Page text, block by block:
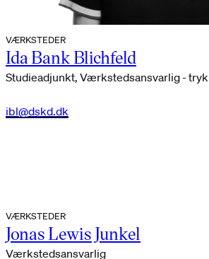
VÆRKSTEDER
Ida Bank Blichfeld
Studieadjunkt, Værkstedsansvarlig - tryk
ibl@dskd.dk
VÆRKSTEDER
Jonas Lewis Junkel
Værkstedsansvarlig